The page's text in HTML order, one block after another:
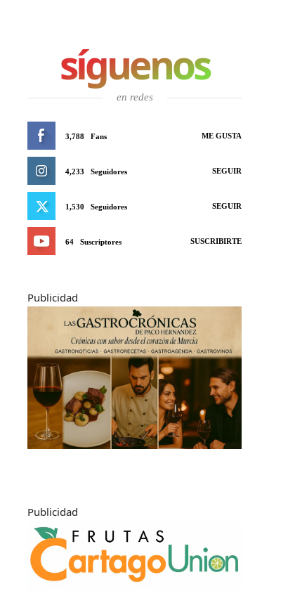
síguenos
en redes
3,788 Fans ME GUSTA
4,233 Seguidores SEGUIR
1,530 Seguidores SEGUIR
64 Suscriptores SUSCRIBIRTE
Publicidad
Publicidad